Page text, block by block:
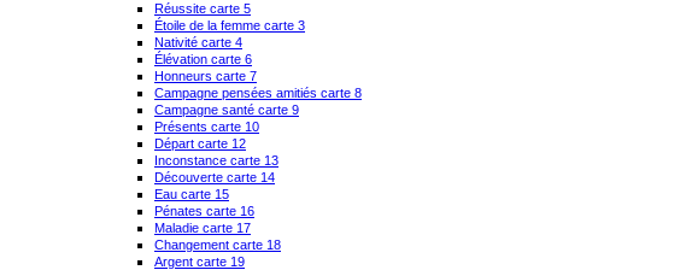
Réussite carte 5
Étoile de la femme carte 3
Nativité carte 4
Élévation carte 6
Honneurs carte 7
Campagne pensées amitiés carte 8
Campagne santé carte 9
Présents carte 10
Départ carte 12
Inconstance carte 13
Découverte carte 14
Eau carte 15
Pénates carte 16
Maladie carte 17
Changement carte 18
Argent carte 19